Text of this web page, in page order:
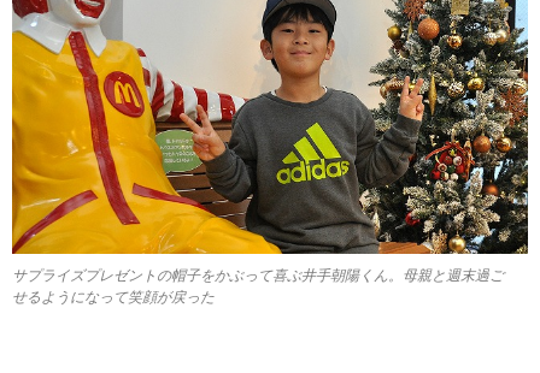
サプライズプレゼントの帽子をかぶって喜ぶ井手朝陽くん。母親と週末過ご
せるようになって笑顔が戻った